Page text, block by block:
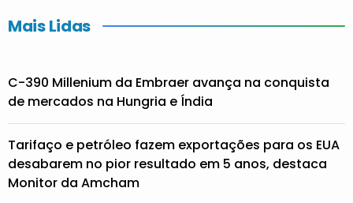
Mais Lidas
C-390 Millenium da Embraer avança na conquista
de mercados na Hungria e Índia
Tarifaço e petróleo fazem exportações para os EUA
desabarem no pior resultado em 5 anos, destaca
Monitor da Amcham